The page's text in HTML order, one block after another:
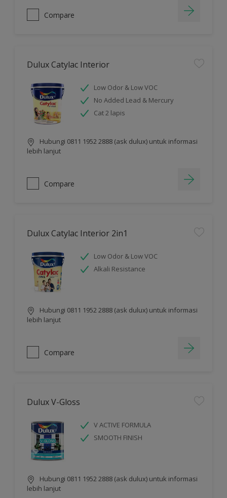
Compare
Dulux Catylac Interior
Low Odor & Low VOC
No Added Lead & Mercury
Cat 2 lapis
Hubungi 0811 1952 2888 (ask dulux) untuk informasi
lebih lanjut
Compare
Dulux Catylac Interior 2in1
Low Odor & Low VOC
Alkali Resistance
Hubungi 0811 1952 2888 (ask dulux) untuk informasi
lebih lanjut
Compare
Dulux V-Gloss
V ACTIVE FORMULA
SMOOTH FINISH
Hubungi 0811 1952 2888 (ask dulux) untuk informasi
lebih lanjut